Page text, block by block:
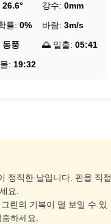
26.6° 강수: 0mm
률: 0% 바람: 3m/s
동풍 🌅 일출: 05:41
: 19:32
정직한 날입니다. 핀을 직접
요.
린의 기복이 덜 보일 수 있
하세요.